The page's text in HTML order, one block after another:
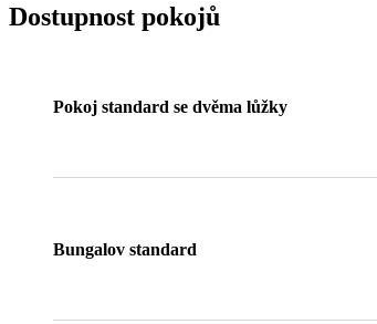
Dostupnost pokojů
Pokoj standard se dvěma lůžky
Bungalov standard